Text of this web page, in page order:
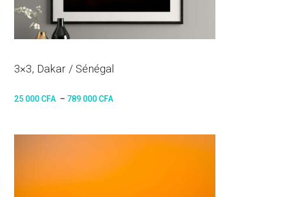
3×3, Dakar / Sénégal
25 000 CFA – 789 000 CFA